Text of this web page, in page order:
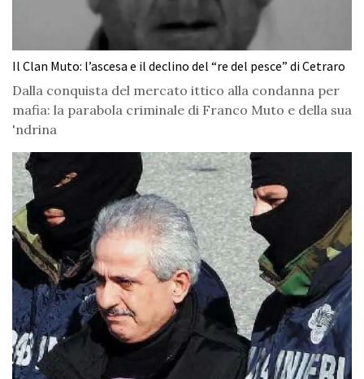
Il Clan Muto: l’ascesa e il declino del “re del pesce” di Cetraro
Dalla conquista del mercato ittico alla condanna per
mafia: la parabola criminale di Franco Muto e della sua
'ndrina